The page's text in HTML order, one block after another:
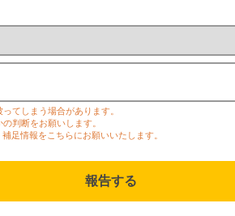
てしまう場合があります。
判断をお願いします。
足情報をこちらにお願いいたします。
報告する